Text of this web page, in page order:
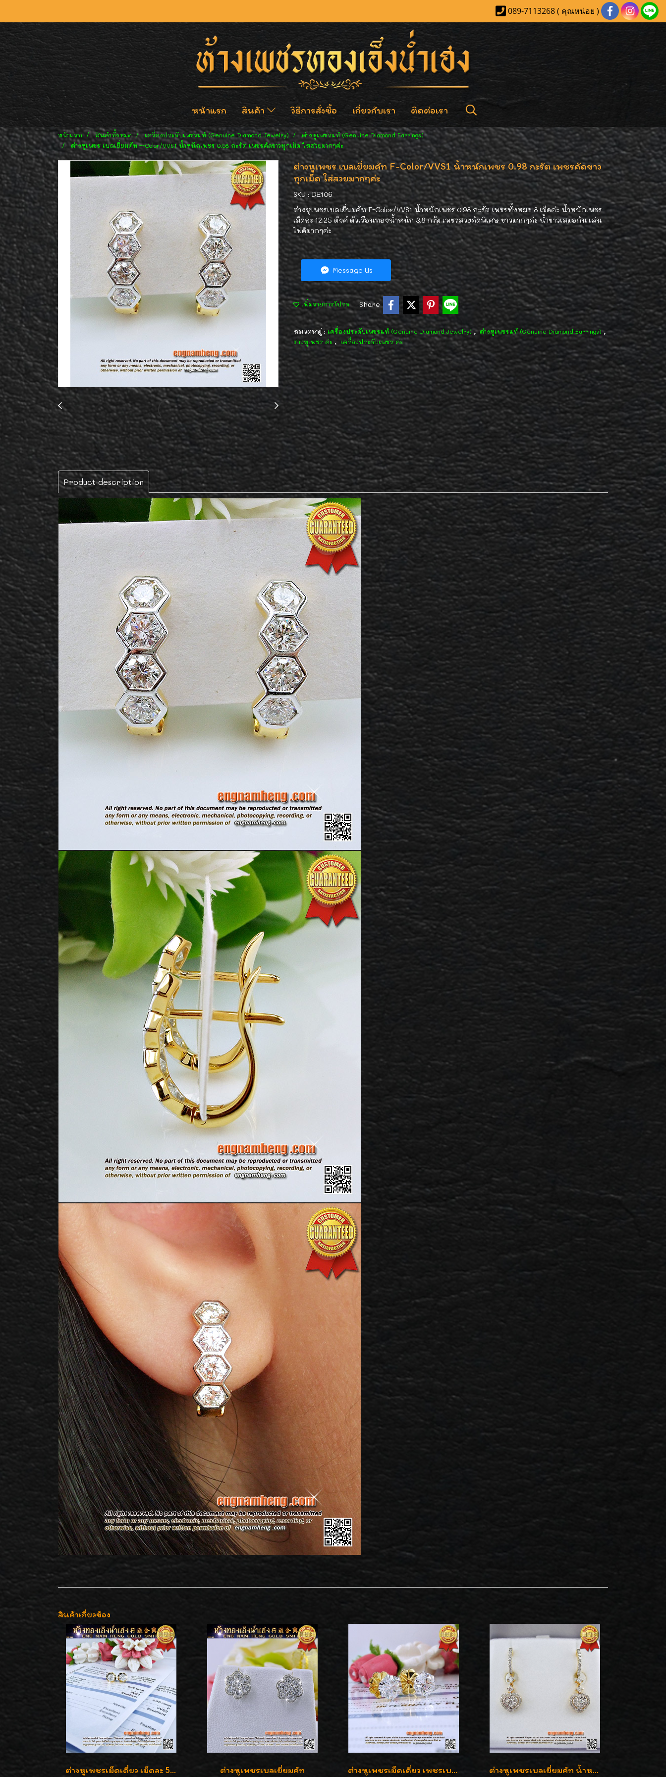
089-7113268 ( คุณหน่อย )
หน้าแรก สินค้า วิธีการสั่งซื้อ เกี่ยวกับเรา ติดต่อเรา
หน้าแรก สินค้าทั้งหมด เครื่องประดับเพชรแท้ (Genuine Diamond Jewelry)
ต่างหูเพชรแท้ (Genuine Diamond Earrings)
ต่างหูเพชร เบลเยี่ยมคัท F-Color/VVS1 น้ำหนักเพชร 0.98 กะรัต เพชรคัดขาวทุกเม็ด ใส่สวยมากๆค่ะ
ต่างหูเพชร เบลเยี่ยมคัท F-Color/VVS1 น้ำหนักเพชร 0.98 กะรัต เพชรคัดขาว
ทุกเม็ด ใส่สวยมากๆค่ะ
SKU : DE106
ต่างหูเพชรเบลเยี่นมคัท F-Color/VVS1 น้ำหนักเพชร 0.98 กะรัต เพชรทั้งหมด 8 เม็ดค่ะ น้ำหนักเพชร
เม็ดละ 12.25 ตังค์ ตัวเรือนทองน้ำหนัก 3.8 กรัม เพชรสวยคัดพิเศษ ขาวมากๆค่ะ น้ำขาวเสมอกัน เล่น
ไฟดีมากๆค่ะ
Message Us
เพิ่มรายการโปรด Share
หมวดหมู่ : เครื่องประดับเพชรแท้ (Genuine Diamond Jewelry) , ต่างหูเพชรแท้ (Genuine Diamond Earrings),
ต่างหูเพชร ค่ะ , เครื่องประดับเพชร ค่ะ
Product description
สินค้าเกี่ยวข้อง
ต่างหูเพชรเม็ดเดี่ยว เม็ดละ 50 สตางค์ คู่ละ 1 กะรัต เพชรเบลเยี่ยมคัท น้ำ 98 F-Color/ VVS2 / 3EX พร้อมใบเซอร์สถาบัน GIA มาตรฐานสากลค่ะ ต่างหูเพชรเบลเยี่ยมคัท ต่างหูเพชรเม็ดเดี่ยว เพชรเบลเยี่ยมคัท น้ำ 96 H-Color/IF & VVS2/3EX น้ำหนักเพชรรวม 1.83 กะรัต พร้อมใบเซอร์ LAB GIA & HRD เพชรสวยปิ๊ง ราคาขายส่งค่ะ ต่างหูเพชรเบลเยี่ยมคัท น้ำหนักเพชร 0.99 กะรัต ต่างหูห้อยตุ้งติ้งหัวใจสวยน่ารักใส่ได้ทุกวันค่ะ